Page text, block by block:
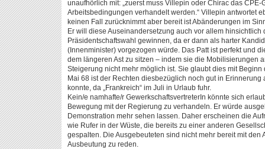
unaufhörlich mit: „zuerst muss Villepin oder Chirac das
Arbeitsbedingungen verhandelt werden.“ Villepin antwortet
keinen Fall zurücknimmt aber bereit ist Abänderungen im
Er will diese Auseinandersetzung auch vor allem hinsichtlich
Präsidentschaftswahl gewinnen, da er dann als harter
(Innenminister) vorgezogen würde. Das Patt ist perfekt und
dem längeren Ast zu sitzen – indem sie die Mobilisierungen
Steigerung nicht mehr möglich ist. Sie glaubt dies mit
Mai 68 ist der Rechten diesbezüglich noch gut in
konnte, da „Frankreich“ im Juli in Urlaub fuhr.
Kein/e namhafte/r GewerkschaftsvertreterIn könnte sich
Bewegung mit der Regierung zu verhandeln. Er würde
Demonstration mehr sehen lassen. Daher erscheinen die
wie Rufer in der Wüste, die bereits zu einer anderen
gespalten. Die Ausgebeuteten sind nicht mehr bereit mit den
Ausbeutung zu reden.